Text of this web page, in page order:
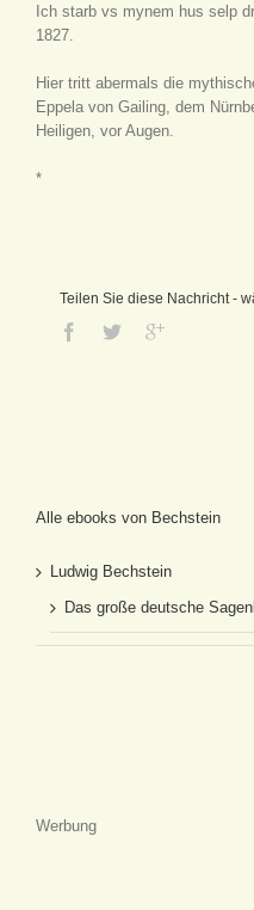
Ich starb vs mynem hus selp
1827.
Hier tritt abermals die
Eppela von Gailing, dem
Heiligen, vor Augen.
*
Teilen Sie diese Nachricht -
Alle ebooks von Bechstein
Ludwig Bechstein
Das große deutsche
Werbung